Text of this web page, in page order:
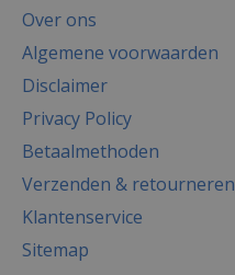
Over ons
Algemene voorwaarden
Disclaimer
Privacy Policy
Betaalmethoden
Verzenden & retourneren
Klantenservice
Sitemap